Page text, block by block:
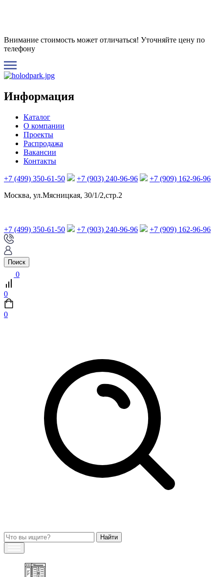
Внимание стоимость может отличаться! Уточняйте цену по
телефону
Информация
Каталог
О компании
Проекты
Распродажа
Вакансии
Контакты
+7 (499) 350-61-50 +7 (903) 240-96-96
+7 (909) 162-96-96
Москва, ул.Мясницкая, 30/1/2,стр.2
+7 (499) 350-61-50 +7 (903) 240-96-96 +7 (909) 162-96-96
Поиск
0
0
0